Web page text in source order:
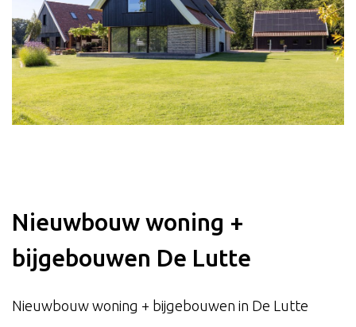
Nieuwbouw woning +
bijgebouwen De Lutte
Nieuwbouw woning + bijgebouwen in De Lutte